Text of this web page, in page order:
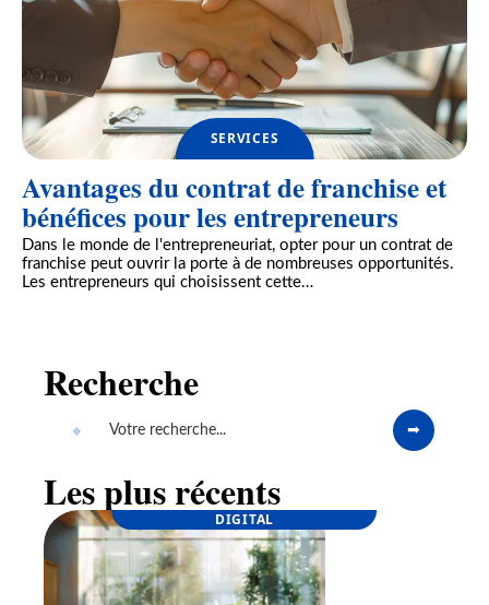
SERVICES
Avantages du contrat de franchise et
bénéfices pour les entrepreneurs
Dans le monde de l'entrepreneuriat, opter pour un contrat de
franchise peut ouvrir la porte à de nombreuses opportunités.
Les entrepreneurs qui choisissent cette…
Recherche
Les plus récents
DIGITAL